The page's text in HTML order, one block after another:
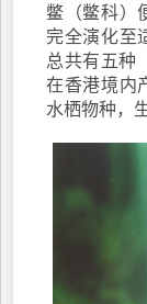
鳖（鳖科）
完全演化至
总共有五种
在香港境内
水栖物种，